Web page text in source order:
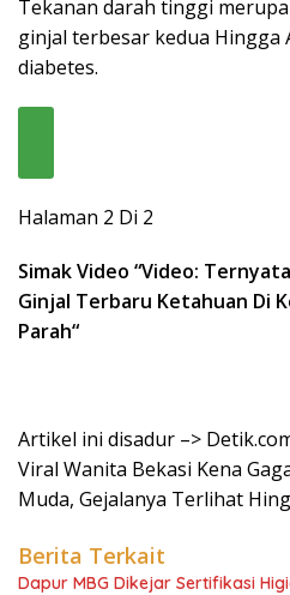
Tekanan darah tinggi
ginjal terbesar kedua Hingga
diabetes.
Halaman 2 Di 2
Simak Video “Video:
Ginjal Terbaru Ketahuan Di
Parah“
Artikel ini disadur –>
Viral Wanita Bekasi Kena
Muda, Gejalanya Terlihat
Berita Terkait
Dapur MBG Dikejar Sertifikasi